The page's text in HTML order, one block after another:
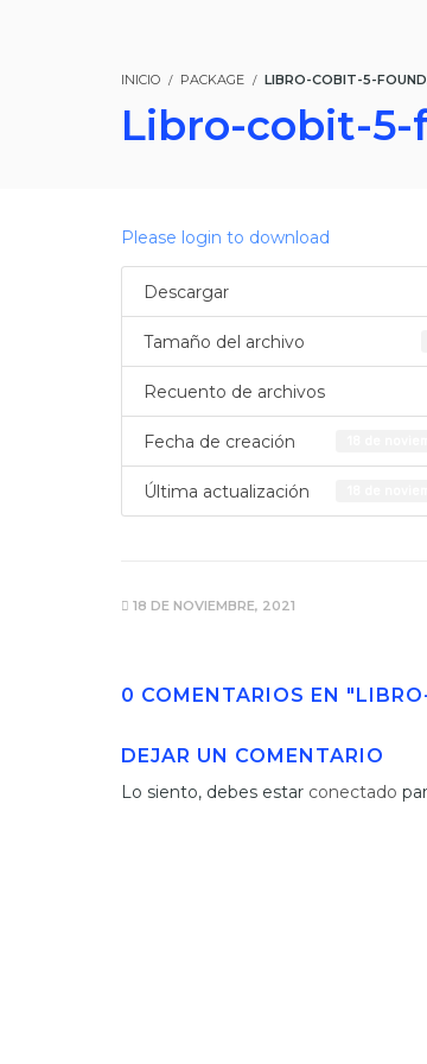
INICIO PACKAGE LIBRO-COBIT-5-
Libro-cobit-
Please login to download
Descargar
Tamaño del archivo
Recuento de archivos
Fecha de creación
Última actualización
18 DE NOVIEMBRE, 2021
0 COMENTARIOS EN
DEJAR UN COMENTARIO
Lo siento, debes estar conectado